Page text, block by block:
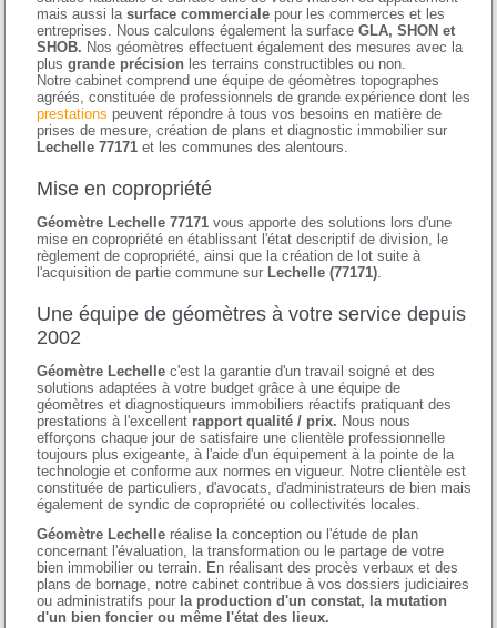
mais aussi lasurface commerciale pour les commerces et les
entreprises. Nous calculons également la surfaceGLA, SHON et
SHOB. Nos géomètres effectuent également des mesures avec la
plusgrande précision les terrains constructibles ou non.
Notre cabinet comprend une équipe de géomètres topographes
agréés, constituée de professionnels de grande expérience dont les
prestations peuvent répondre à tous vos besoins en matière de
prises de mesure, création de plans et diagnostic immobilier sur
Lechelle 77171 et les communes des alentours.
Mise en copropriété
Géomètre Lechelle 77171 vous apporte des solutions lors d'une
mise en copropriété en établissant l'état descriptif de division, le
règlement de copropriété, ainsi que la création de lot suite à
l'acquisition de partie commune sur Lechelle (77171).
Une équipe de géomètres à votre service depuis
2002
Géomètre Lechelle c'est la garantie d'un travail soigné et des
solutions adaptées à votre budget grâce à une équipe de
géomètres et diagnostiqueurs immobiliers réactifs pratiquant des
prestations à l'excellent rapport qualité / prix. Nous nous
efforçons chaque jour de satisfaire une clientèle professionnelle
toujours plus exigeante, à l'aide d'un équipement à la pointe de la
technologie et conforme aux normes en vigueur. Notre clientèle est
constituée de particuliers, d'avocats, d'administrateurs de bien mais
également de syndic de copropriété ou collectivités locales.
Géomètre Lechelle réalise la conception ou l'étude de plan
concernant l'évaluation, la transformation ou le partage de votre
bien immobilier ou terrain. En réalisant des procès verbaux et des
plans de bornage, notre cabinet contribue à vos dossiers judiciaires
ou administratifs pour la production d'un constat, la mutation
d'un bien foncier ou même l'état des lieux.